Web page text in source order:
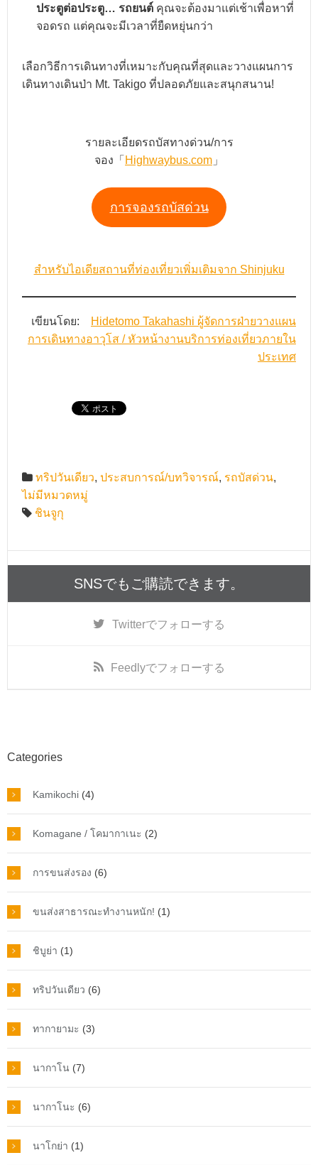
ประตูต่อประตู… รถยนต์ คุณจะต้องมาแต่เช้าเพื่อหาที่
จอดรถ แต่คุณจะมีเวลาที่ยืดหยุ่นกว่า
เลือกวิธีการเดินทางที่เหมาะกับคุณที่สุดและวางแผนการ
เดินทางเดินป่า Mt. Takigo ที่ปลอดภัยและสนุกสนาน!
รายละเอียดรถบัสทางด่วน/การ
จอง「 Highwaybus.com 」
การจองรถบัสด่วน
สำหรับไอเดียสถานที่ท่องเที่ยวเพิ่มเติมจาก Shinjuku
เขียนโดย:
Hidetomo Takahashi ผู้จัดการฝ่ายวางแผน
การเดินทางอาวุโส / หัวหน้างานบริการท่องเที่ยวภายใน
ประเทศ
ทริปวันเดียว, ประสบการณ์/บทวิจารณ์, รถบัสด่วน,
ไม่มีหมวดหมู่
ชินจูกุ
SNSでもご購読できます。
Twitterでフォローする
Feedlyでフォローする
Categories
Kamikochi (4)
Komagane / โคมากาเนะ (2)
การขนส่งรอง (6)
ขนส่งสาธารณะทำงานหนัก! (1)
ชิบูย่า (1)
ทริปวันเดียว (6)
ทากายามะ (3)
นากาโน (7)
นากาโนะ (6)
นาโกย่า (1)